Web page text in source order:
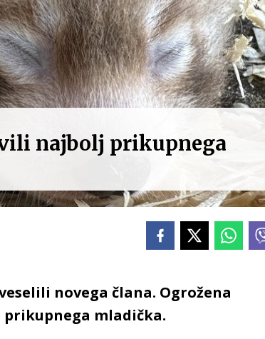
najbolj prikupnega
novega člana. Ogrožena
prikupnega mladička.